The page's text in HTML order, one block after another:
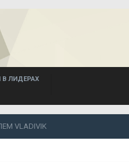
В ЛИДЕРАХ
VLADIVIK